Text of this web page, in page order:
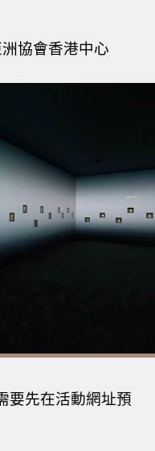
協會香港中心
要先在活動網址預